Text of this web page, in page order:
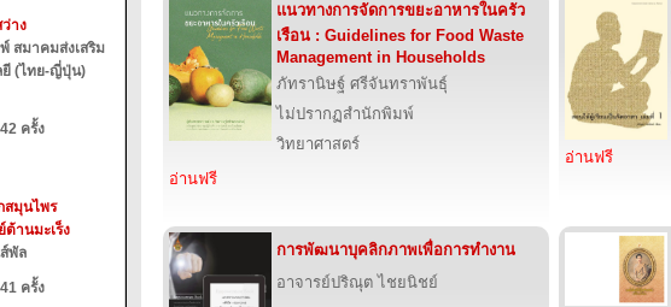
าง
สมาคมส่งเสริม
ยี (ไทย-ญี่ปุ่น)
ครั้ง
สมุนไพร
ต้านมะเร็ง
พัล
ครั้ง
แนวทางการจัดการขยะอาหารในครัว
เรือน : Guidelines for Food Waste
Management in Households
ภัทรานิษฐ์ ศรีจันทราพันธ์ุ
ไม่ปรากฏสำนักพิมพ์
วิทยาศาสตร์
อ่านฟรี
อ่านฟรี
การพัฒนาบุคลิกภาพเพื่อการทำงาน
อาจารย์ปริณุต ไชยนิชย์